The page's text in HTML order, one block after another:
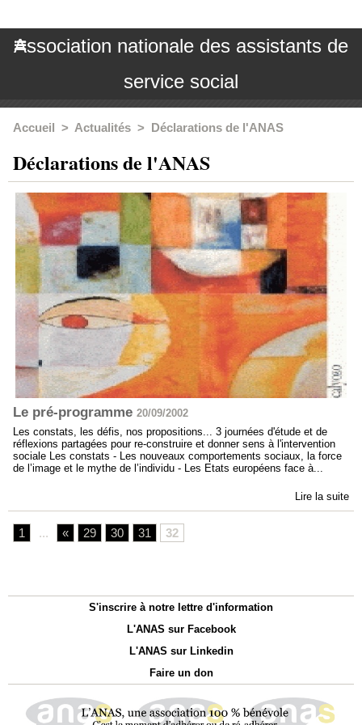
Association nationale des assistants de
service social
Accueil > Actualités > Déclarations de l'ANAS
Déclarations de l'ANAS
Le pré-programme 20/09/2002
Les constats, les défis, nos propositions... 3 journées d'étude et de
réflexions partagées pour re-construire et donner sens à l'intervention
sociale Les constats - Les nouveaux comportements sociaux, la force
de l’image et le mythe de l’individu - Les Etats européens face à...
Lire la suite
1 ... « 29 30 31 32
S'inscrire à notre lettre d'information
L'ANAS sur Facebook
L'ANAS sur Linkedin
Faire un don